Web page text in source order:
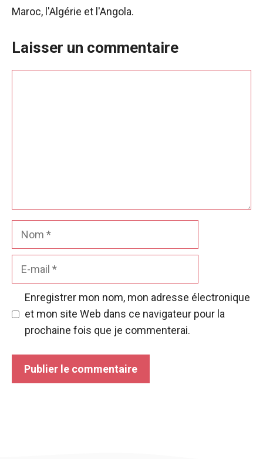
Maroc, l'Algérie et l'Angola.
Laisser un commentaire
Enregistrer mon nom, mon adresse électronique
et mon site Web dans ce navigateur pour la
prochaine fois que je commenterai.